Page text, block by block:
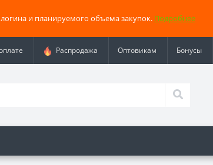
и планируемого объема закупок. Подробнее
Распродажа Оптовикам Бонусы